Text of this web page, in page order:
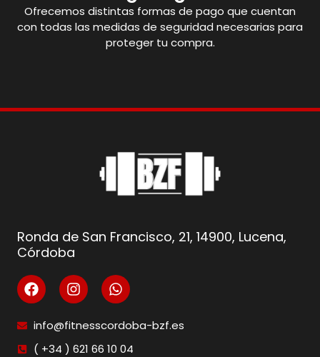
Ofrecemos distintas formas de pago que cuentan
con todas las medidas de seguridad necesarias para
proteger tu compra.
Ronda de San Francisco, 21, 14900, Lucena,
Córdoba
info@fitnesscordoba-bzf.es
( +34 ) 621 66 10 04